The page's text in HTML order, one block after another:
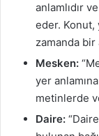
anlamlıdır
eder. Konut,
zamanda bir
Mesken:
yer
metinlerde
Daire: